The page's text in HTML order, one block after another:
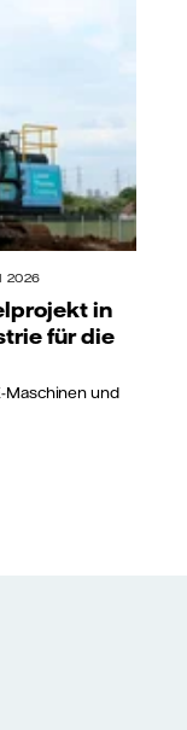
2026
in
für die
Maschinen und